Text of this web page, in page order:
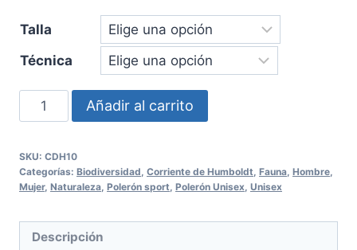
CLP
Talla
Técnica
Polerón
Sport
de
Humboldt
cantidad
Añadir al carrito
SKU: CDH10
Categorías: Biodiversidad Corriente de Humboldt Fauna Hombre
Mujer, Naturaleza Polerón sport Polerón Unisex Unisex
Descripción